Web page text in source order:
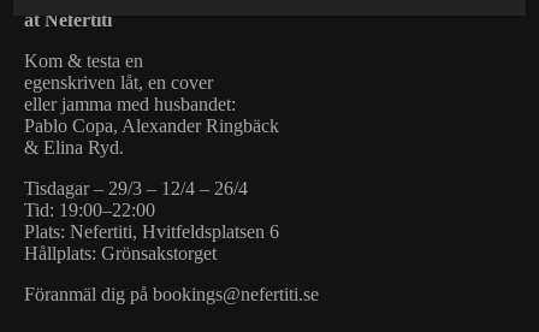
at Nefertiti
Kom & testa en
egenskriven låt, en cover
eller jamma med husbandet:
Pablo Copa, Alexander Ringbäck
& Elina Ryd.
Tisdagar – 29/3 – 12/4 – 26/4
Tid: 19:00–22:00
Plats: Nefertiti, Hvitfeldsplatsen 6
Hållplats: Grönsakstorget
Föranmäl dig på bookings@nefertiti.se